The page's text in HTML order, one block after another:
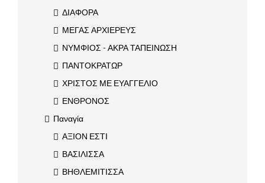
ΔΙΑΦΟΡΑ
ΜΕΓΑΣ ΑΡΧΙΕΡΕΥΣ
ΝΥΜΦΙΟΣ - ΑΚΡΑ ΤΑΠΕΙΝΩΣΗ
ΠΑΝΤΟΚΡΑΤΩΡ
ΧΡΙΣΤΟΣ ΜΕ ΕΥΑΓΓΕΛΙΟ
ΕΝΘΡΟΝΟΣ
Παναγία
ΑΞΙΟΝ ΕΣΤΙ
ΒΑΣΙΛΙΣΣΑ
ΒΗΘΛΕΜΙΤΙΣΣΑ